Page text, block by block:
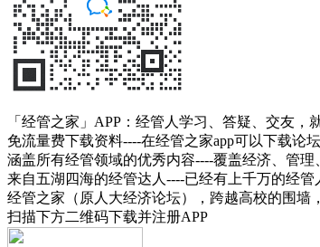
「经管之家」APP：经管人学习、答疑、交友，
免流量费下载资料----在经管之家app可以下载论
涵盖所有经管领域的优秀内容----覆盖经济、管
来自五湖四海的经管达人----已经有上千万的经
经管之家（原人大经济论坛），跨越高校的围墙
扫描下方二维码下载并注册APP